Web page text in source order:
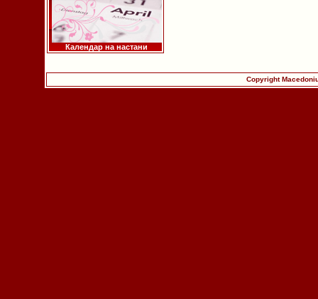
Календар на настани
Copyright